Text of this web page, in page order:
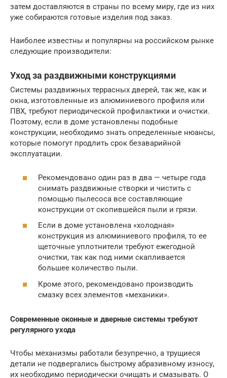
затем доставляются в страны по всему миру, где из них
уже собираются готовые изделия под заказ.
Наиболее известны и популярны на российском рынке
следующие производители:
Уход за раздвижными конструкциями
Системы раздвижных террасных дверей, так же, как и
окна, изготовленные из алюминиевого профиля или
ПВХ, требуют периодической профилактики и очистки.
Поэтому, если в доме установлены подобные
конструкции, необходимо знать определенные нюансы,
которые помогут продлить срок безаварийной
эксплуатации.
Рекомендовано один раз в два — четыре года
снимать раздвижные створки и чистить с
помощью пылесоса все составляющие
конструкции от скопившейся пыли и грязи.
Если в доме установлена «холодная»
конструкция из алюминиевого профиля, то ее
щеточные уплотнители требуют ежегодной
очистки, так как под ними скапливается
большее количество пыли.
Кроме этого, рекомендовано производить
смазку всех элементов «механики».
Современные оконные и дверные системы требуют
регулярного ухода
Чтобы механизмы работали безупречно, а трущиеся
детали не подвергались быстрому абразивному износу,
их необходимо периодически очищать и смазывать. О